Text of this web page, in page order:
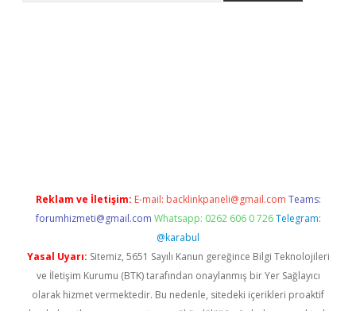
Reklam ve İletişim: E-mail: backlinkpaneli@gmail.com Teams:
forumhizmeti@gmail.com Whatsapp: 0262 606 0 726 Telegram:
@karabul
Yasal Uyarı: Sitemiz, 5651 Sayılı Kanun gereğince Bilgi Teknolojileri
ve İletişim Kurumu (BTK) tarafından onaylanmış bir Yer Sağlayıcı
olarak hizmet vermektedir. Bu nedenle, sitedeki içerikleri proaktif